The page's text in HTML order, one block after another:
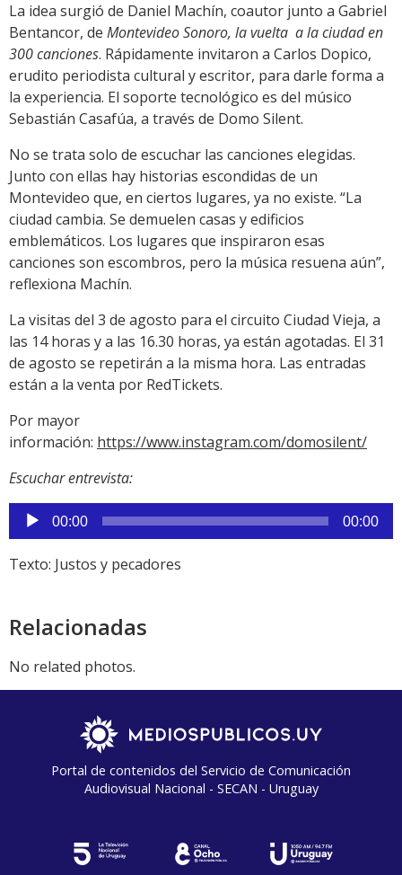
La idea surgió de Daniel Machín, coautor junto a Gabriel
Bentancor, de Montevideo Sonoro, la vuelta a la ciudad en
300 canciones. Rápidamente invitaron a Carlos Dopico,
erudito periodista cultural y escritor, para darle forma a
la experiencia. El soporte tecnológico es del músico
Sebastián Casafúa, a través de Domo Silent.
No se trata solo de escuchar las canciones elegidas.
Junto con ellas hay historias escondidas de un
Montevideo que, en ciertos lugares, ya no existe. “La
ciudad cambia. Se demuelen casas y edificios
emblemáticos. Los lugares que inspiraron esas
canciones son escombros, pero la música resuena aún”,
reflexiona Machín.
La visitas del 3 de agosto para el circuito Ciudad Vieja, a
las 14 horas y a las 16.30 horas, ya están agotadas. El 31
de agosto se repetirán a la misma hora. Las entradas
están a la venta por RedTickets.
Por mayor
información: https://www.instagram.com/domosilent/
Escuchar entrevista:
Reproductor
de
audio
00:00 00:00
Texto: Justos y pecadores
Relacionadas
No related photos.
Portal de contenidos del Servicio de Comunicación
Audiovisual Nacional - SECAN - Uruguay